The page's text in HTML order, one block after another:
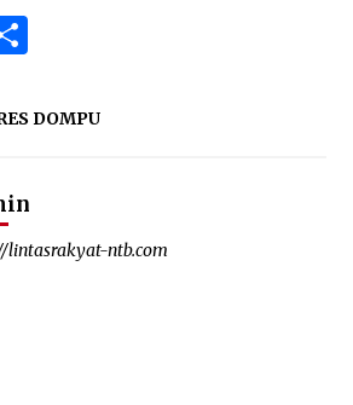
Share
DOMPU
lintasrakyat-ntb.com